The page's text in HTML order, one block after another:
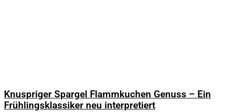
Knuspriger Spargel Flammkuchen Genuss – Ein
Frühlingsklassiker neu interpretiert